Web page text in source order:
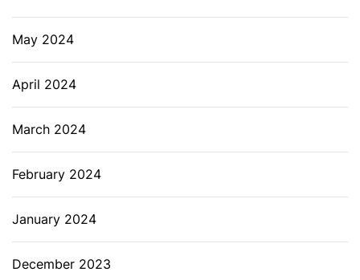
May 2024
April 2024
March 2024
February 2024
January 2024
December 2023